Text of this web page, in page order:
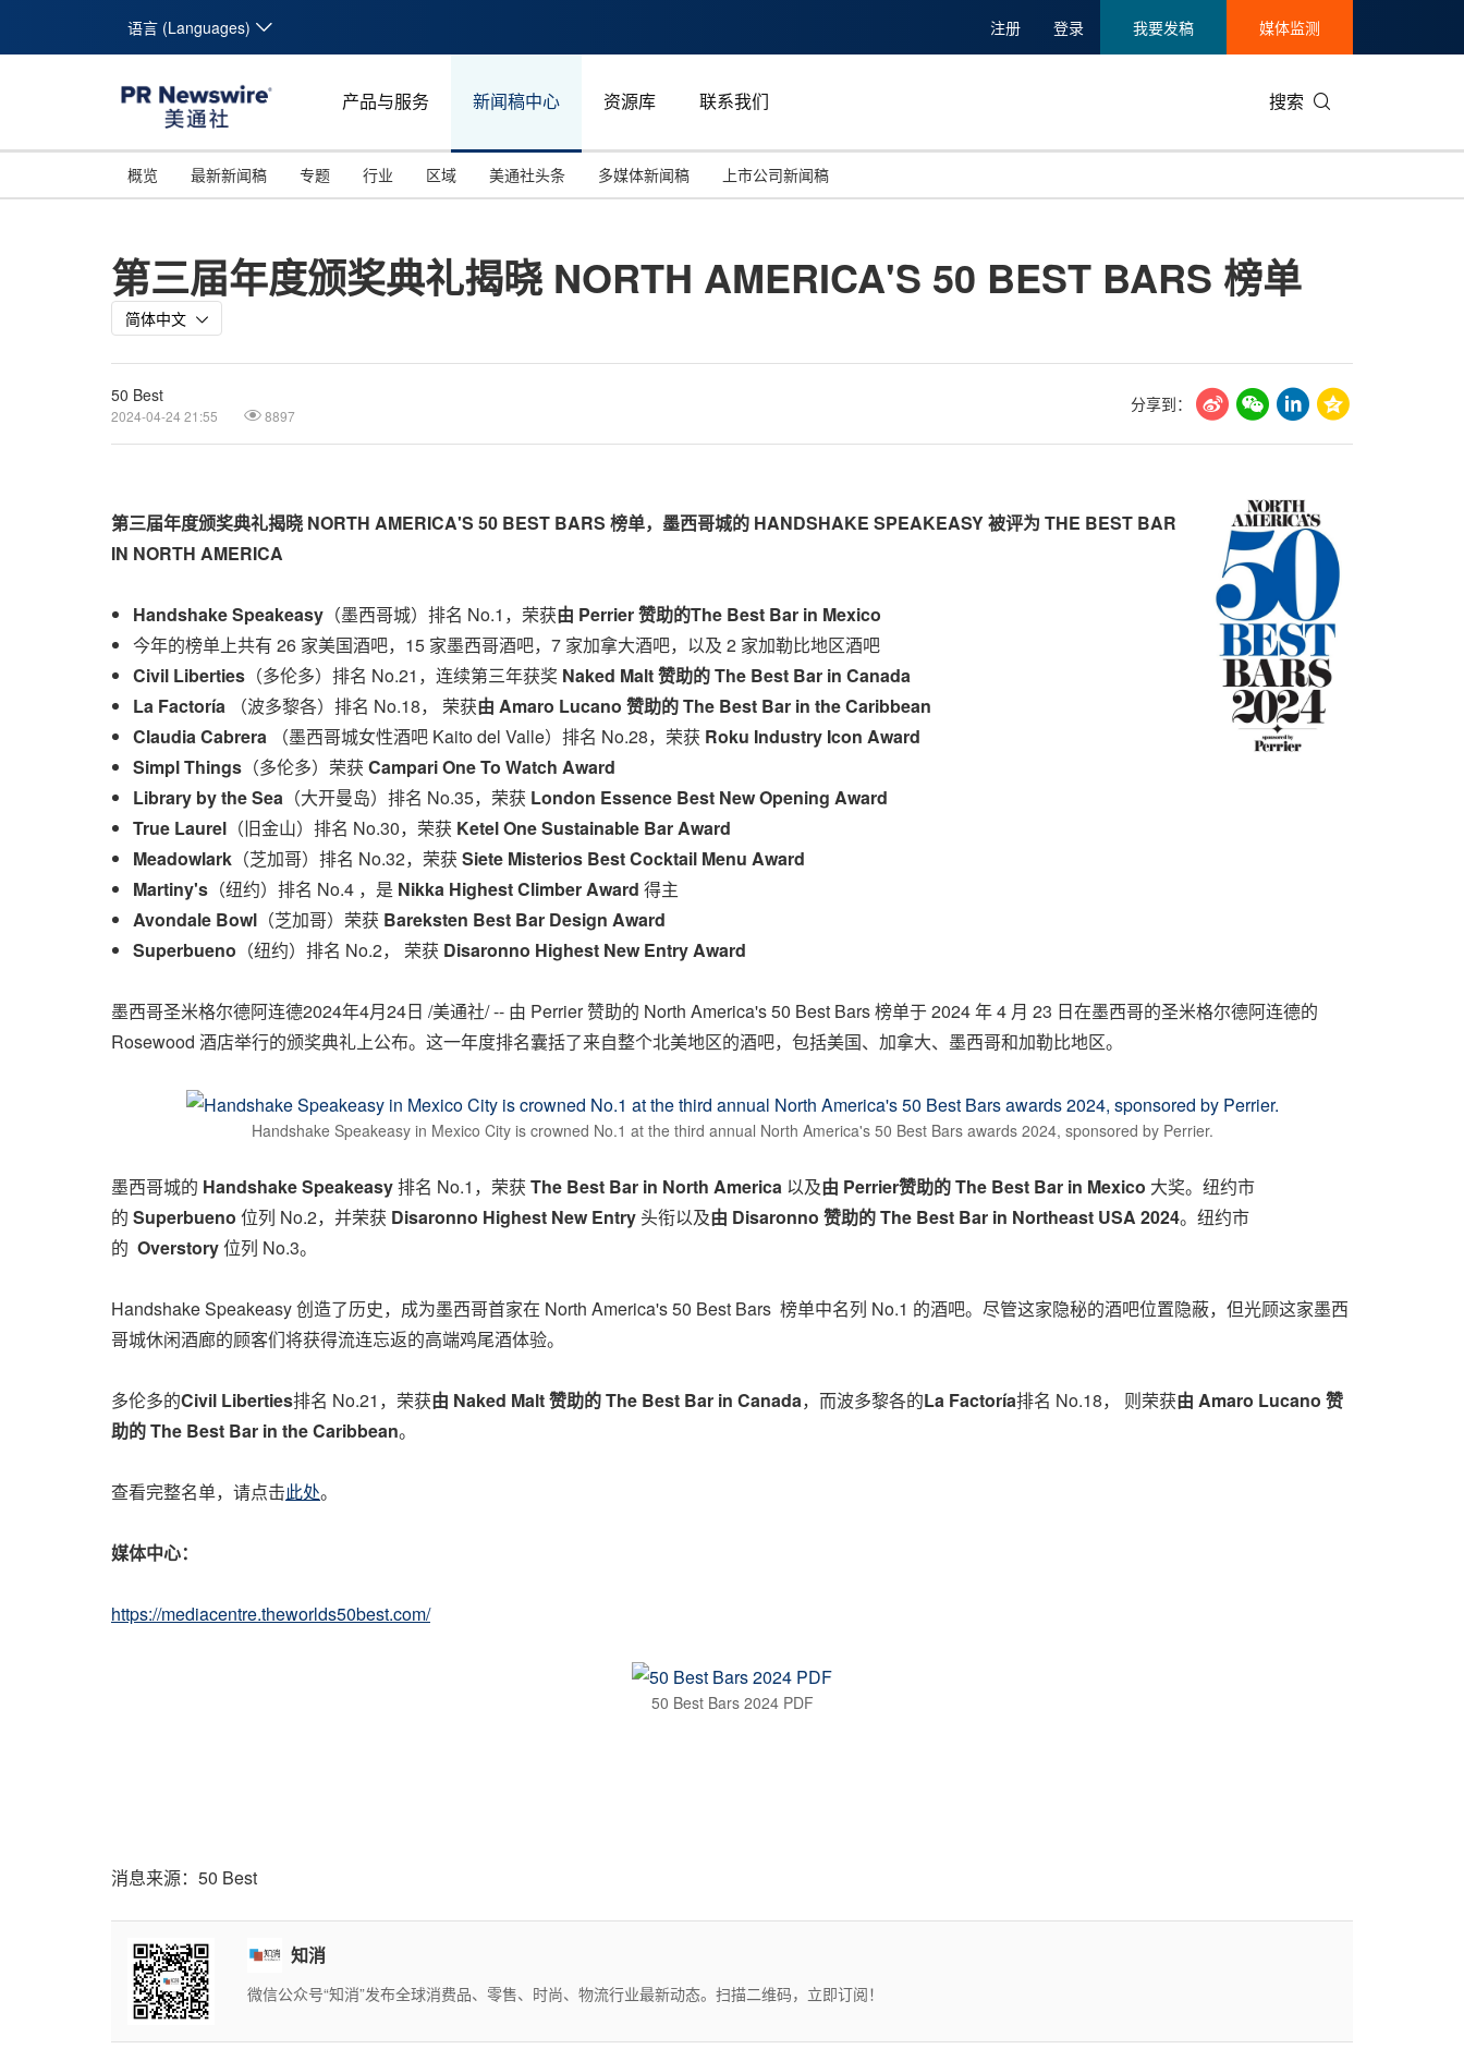
语言 (Languages) 注册 登录 我要发稿 媒体监测
产品与服务 新闻稿中心 资源库 联系我们 搜索
概览 最新新闻稿 专题
投资并购
碳中和
行业
能源化工与环保
娱乐时尚与艺术
区域
马来西亚
新加坡
美通社头条 多媒体新闻稿 上市公司新闻稿
第三届年度颁奖典礼揭晓 NORTH AMERICA'S 50 BEST BARS 榜单
简体中文
50 Best
2024-04-24 21:55 8897
分享到：
第三届年度颁奖典礼揭晓 NORTH AMERICA'S 50 BEST BARS 榜单，墨西哥城的 HANDSHAKE SPEAKEASY被评为 THE BEST BAR
IN NORTH AMERICA
Handshake Speakeasy （墨西哥城）排名 No.1，荣获由 Perrier赞助的The Best Bar in Mexico
今年的榜单上共有 26 家美国酒吧，15 家墨西哥酒吧，7 家加拿大酒吧，以及 2 家加勒比地区酒吧
Civil Liberties （多伦多）排名 No.21，连续第三年获奖 Naked Malt赞助的The Best Bar in Canada
La Factoría （波多黎各）排名 No.18， 荣获由 Amaro Lucano 赞助的The Best Bar in theCaribbean
Claudia Cabrera
（墨西哥城女性酒吧 Kaito del Valle）排名 No.28，荣获 Roku Industry Icon Award
Simpl Things （多伦多）荣获 Campari One To Watch Award
Library by the Sea （大开曼岛）排名 No.35，荣获 London Essence Best New Opening Award
True Laurel （旧金山）排名 No.30，荣获 Ketel One Sustainable Bar Award
Meadowlark （芝加哥）排名 No.32，荣获 Siete Misterios Best Cocktail Menu Award
Martiny's （纽约）排名 No.4 ，是 Nikka Highest Climber Award 得主
Avondale Bowl （芝加哥）荣获 Bareksten Best Bar Design Award
Superbueno （纽约）排名 No.2， 荣获 Disaronno Highest New Entry Award
墨西哥圣米格尔德阿连德2024年4月24日 /美通社/ -- 由 Perrier 赞助的 North America's50 Best Bars 榜单于 2024 年 4 月 23 日在墨西哥的圣米格尔德阿连德的
Rosewood 酒店举行的颁奖典礼上公布。这一年度排名囊括了来自整个北美地区的酒吧，包括美国、加拿大、墨西哥和加勒比地区。
Handshake Speakeasy in Mexico City is crowned No.1 at the third annual North America's 50 Best Bars awards 2024, sponsored by Perrier.
墨西哥城的 Handshake Speakeasy排名 No.1，荣获 The Best Bar in North America 以及由 Perrier赞助的The Best Bar in Mexico 大奖。纽约市
的 Superbueno 位列 No.2，并荣获 Disaronno Highest New Entry 头衔以及由 Disaronno 赞助的The Best Bar in Northeast USA 2024。纽约市
的 Overstory位列 No.3。
Handshake Speakeasy 创造了历史，成为墨西哥首家在 North America's 50 Best Bars 榜单中名列 No.1 的酒吧。尽管这家隐秘的酒吧位置隐蔽，但光顾这家墨西
哥城休闲酒廊的顾客们将获得流连忘返的高端鸡尾酒体验。
多伦多的Civil Liberties排名 No.21，荣获由 Naked Malt赞助的The Best Bar in Canada，而波多黎各的La Factoría排名 No.18， 则荣获由 Amaro Lucano 赞
助的The Best Bar in theCaribbean。
查看完整名单，请点击此处。
媒体中心：
https://mediacentre.theworlds50best.com/
50 Best Bars 2024 PDF
消息来源：50 Best
知消
微信公众号“知消”发布全球消费品、零售、时尚、物流行业最新动态。扫描二维码，立即订阅！